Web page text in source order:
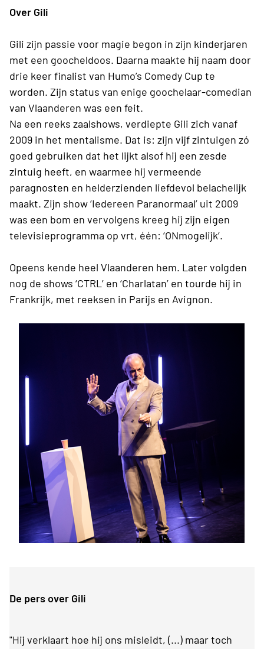
Over Gili
Gili zijn passie voor magie begon in zijn kinderjaren
met een goocheldoos. Daarna maakte hij naam door
drie keer finalist van Humo’s Comedy Cup te
worden. Zijn status van enige goochelaar-comedian
van Vlaanderen was een feit.
Na een reeks zaalshows, verdiepte Gili zich vanaf
2009 in het mentalisme. Dat is: zijn vijf zintuigen zó
goed gebruiken dat het lijkt alsof hij een zesde
zintuig heeft, en waarmee hij vermeende
paragnosten en helderzienden liefdevol belachelijk
maakt. Zijn show ‘Iedereen Paranormaal’ uit 2009
was een bom en vervolgens kreeg hij zijn eigen
televisieprogramma op vrt, één: ‘ONmogelijk’.
Opeens kende heel Vlaanderen hem. Later volgden
nog de shows ‘CTRL’ en ‘Charlatan’ en tourde hij in
Frankrijk, met reeksen in Parijs en Avignon.
De pers over Gili
"Hij verklaart hoe hij ons misleidt, (...) maar toch